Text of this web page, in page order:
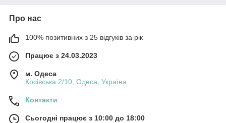
Про нас
100% позитивних з 25 відгуків за рік
Працює з 24.03.2023
м. Одеса
Косівська 2/10, Одеса, Україна
Контакти
Сьогодні працює з 10:00 до 18:00